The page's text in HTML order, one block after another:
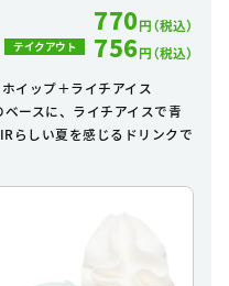
770円（税込）
テイクアウト 756円（税込）
イップ＋ライチアイス
ースに、ライチアイスで青
らしい夏を感じるドリンクで